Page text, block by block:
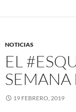
NOTICIAS
EL
19 FEBRERO, 2019